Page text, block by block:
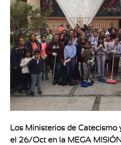
Los Ministerios de Catecismo
el 26/Oct en la MEGA